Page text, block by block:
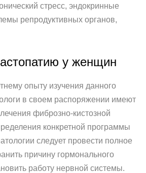
стресс, эндокринные
репродуктивных органов,
у женщин
опыту изучения данного
в своем распоряжении имеют
фиброзно-кистозной
конкретной программы
следует провести полное
причину гормонального
работу нервной системы.